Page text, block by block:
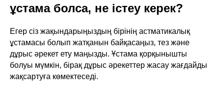
ұстама болса, не істеу керек?
Егер сіз жақындарыңыздың бірінің астматикалық
ұстамасы болып жатқанын байқасаңыз, тез және
дұрыс әрекет ету маңызды. Ұстама қорқынышты
болуы мүмкін, бірақ дұрыс әрекеттер жасау жағдайды
жақсартуға көмектеседі.